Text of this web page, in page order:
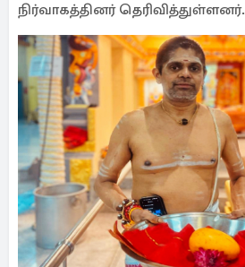
நிர்வாகத்தினர் தெரிவித்துள்ளனர்.